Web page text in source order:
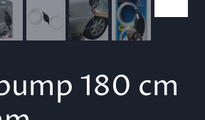
180 cm